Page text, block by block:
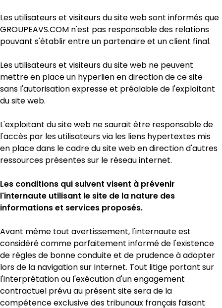
Les utilisateurs et visiteurs du site web sont informés que
GROUPEAVS.COM n'est pas responsable des relations
pouvant s'établir entre un partenaire et un client final.
Les utilisateurs et visiteurs du site web ne peuvent
mettre en place un hyperlien en direction de ce site
sans l'autorisation expresse et préalable de l'exploitant
du site web.
L'exploitant du site web ne saurait être responsable de
l'accès par les utilisateurs via les liens hypertextes mis
en place dans le cadre du site web en direction d'autres
ressources présentes sur le réseau internet.
Les conditions qui suivent visent à prévenir
l'internaute utilisant le site de la nature des
informations et services proposés.
Avant même tout avertissement, l'internaute est
considéré comme parfaitement informé de l'existence
de règles de bonne conduite et de prudence à adopter
lors de la navigation sur Internet. Tout litige portant sur
l'interprétation ou l'exécution d'un engagement
contractuel prévu au présent site sera de la
compétence exclusive des tribunaux français faisant